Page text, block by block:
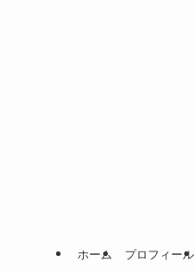
ホーム プロフィール